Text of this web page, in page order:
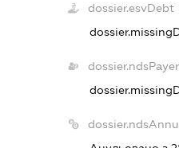
dossier.esvDebt
dossier.ndsPayer